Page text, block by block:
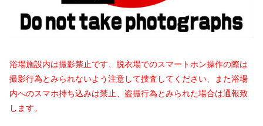
浴場施設内は撮影禁止です、脱衣場でのスマートホン操作の際は
撮影行為とみられないよう注意して捜査してください、また浴場
内へのスマホ持ち込みは禁止、盗撮行為とみられた場合は通報致
します。